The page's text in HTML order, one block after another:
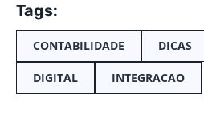
Tags:
CONTABILIDADE DICAS
DIGITAL INTEGRACAO